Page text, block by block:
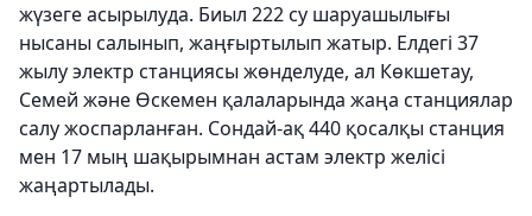
жүзеге асырылуда. Биыл 222 су шаруашылығы
нысаны салынып, жаңғыртылып жатыр. Елдегі 37
жылу электр станциясы жөнделуде, ал Көкшетау,
Семей және Өскемен қалаларында жаңа станциялар
салу жоспарланған. Сондай-ақ 440 қосалқы станция
мен 17 мың шақырымнан астам электр желісі
жаңартылады.